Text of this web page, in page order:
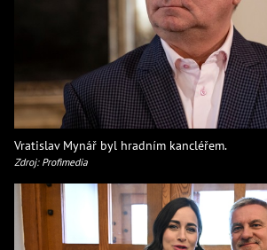
Vratislav Mynář byl hradním kancléřem.
Zdroj: Profimedia